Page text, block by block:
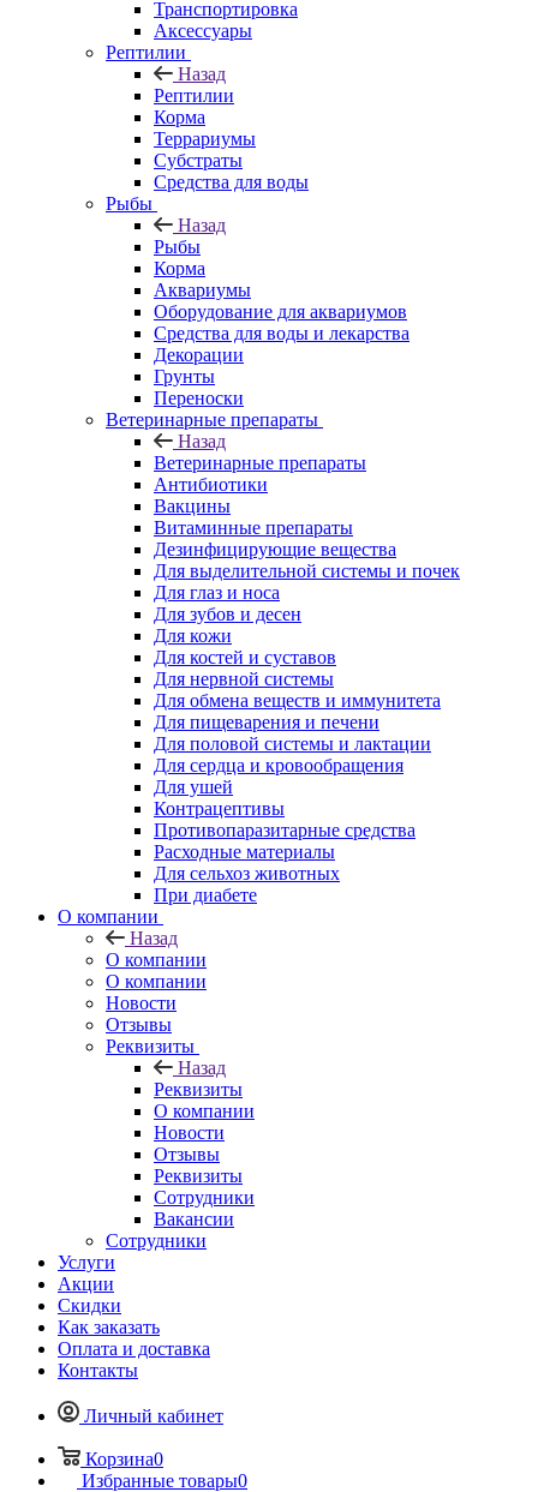
Транспортировка
Аксессуары
Рептилии
Назад
Рептилии
Корма
Террариумы
Субстраты
Средства для воды
Рыбы
Назад
Рыбы
Корма
Аквариумы
Оборудование для аквариумов
Средства для воды и лекарства
Декорации
Грунты
Переноски
Ветеринарные препараты
Назад
Ветеринарные препараты
Антибиотики
Вакцины
Витаминные препараты
Дезинфицирующие вещества
Для выделительной системы и почек
Для глаз и носа
Для зубов и десен
Для кожи
Для костей и суставов
Для нервной системы
Для обмена веществ и иммунитета
Для пищеварения и печени
Для половой системы и лактации
Для сердца и кровообращения
Для ушей
Контрацептивы
Противопаразитарные средства
Расходные материалы
Для сельхоз животных
При диабете
О компании
Назад
О компании
О компании
Новости
Отзывы
Реквизиты
Назад
Реквизиты
О компании
Новости
Отзывы
Реквизиты
Сотрудники
Вакансии
Сотрудники
Услуги
Акции
Скидки
Как заказать
Оплата и доставка
Контакты
Личный кабинет
Корзина0
Избранные товары0